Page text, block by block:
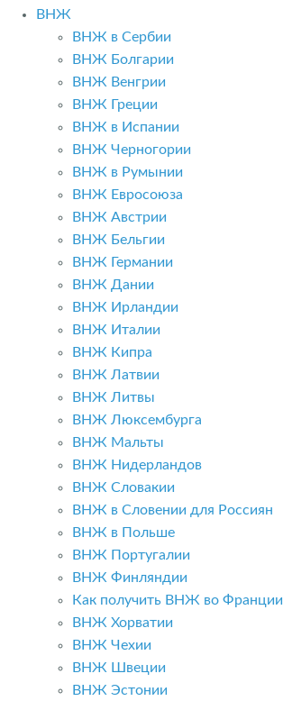
ВНЖ
ВНЖ в Сербии
ВНЖ Болгарии
ВНЖ Венгрии
ВНЖ Греции
ВНЖ в Испании
ВНЖ Черногории
ВНЖ в Румынии
ВНЖ Евросоюза
ВНЖ Австрии
ВНЖ Бельгии
ВНЖ Германии
ВНЖ Дании
ВНЖ Ирландии
ВНЖ Италии
ВНЖ Кипра
ВНЖ Латвии
ВНЖ Литвы
ВНЖ Люксембурга
ВНЖ Мальты
ВНЖ Нидерландов
ВНЖ Словакии
ВНЖ в Словении для Россиян
ВНЖ в Польше
ВНЖ Португалии
ВНЖ Финляндии
Как получить ВНЖ во Франции
ВНЖ Хорватии
ВНЖ Чехии
ВНЖ Швеции
ВНЖ Эстонии